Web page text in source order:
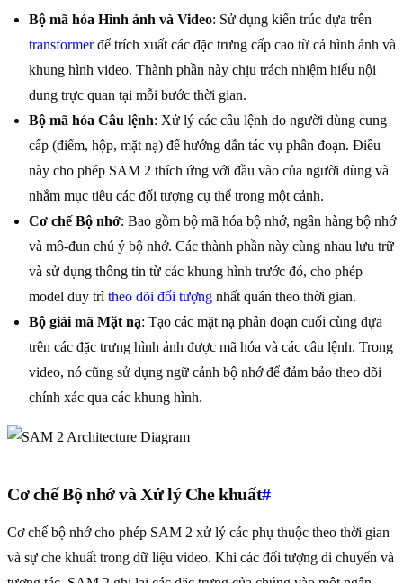
Bộ mã hóa Hình ảnh và Video: Sử dụng kiến trúc dựa trên
transformerđể trích xuất các đặc trưng cấp cao từ cả hình ảnh và
khung hình video. Thành phần này chịu trách nhiệm hiểu nội
dung trực quan tại mỗi bước thời gian.
Bộ mã hóa Câu lệnh: Xử lý các câu lệnh do người dùng cung
cấp (điểm, hộp, mặt nạ) để hướng dẫn tác vụ phân đoạn. Điều
này cho phép SAM 2 thích ứng với đầu vào của người dùng và
nhắm mục tiêu các đối tượng cụ thể trong một cảnh.
Cơ chế Bộ nhớ: Bao gồm bộ mã hóa bộ nhớ, ngân hàng bộ nhớ
và mô-đun chú ý bộ nhớ. Các thành phần này cùng nhau lưu trữ
và sử dụng thông tin từ các khung hình trước đó, cho phép
model duy trì theo dõi đối tượng nhất quán theo thời gian.
Bộ giải mã Mặt nạ: Tạo các mặt nạ phân đoạn cuối cùng dựa
trên các đặc trưng hình ảnh được mã hóa và các câu lệnh. Trong
video, nó cũng sử dụng ngữ cảnh bộ nhớ để đảm bảo theo dõi
chính xác qua các khung hình.
Cơ chế Bộ nhớ và Xử lý Che khuất#
Cơ chế bộ nhớ cho phép SAM 2 xử lý các phụ thuộc theo thời gian
và sự che khuất trong dữ liệu video. Khi các đối tượng di chuyển và